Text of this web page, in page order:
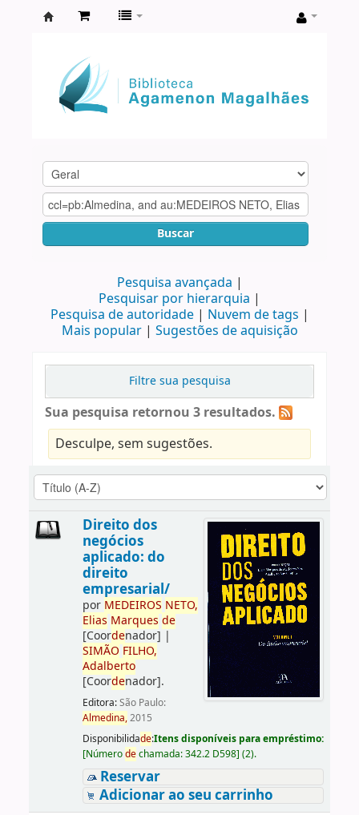
Agamenon
Magalhães
Buscar
Pesquisa avançada
Pesquisar por hierarquia
Pesquisa de autoridade
Nuvem de tags
Mais popular
Sugestões de aquisição
Filtre sua pesquisa
Sua pesquisa retornou 3 resultados.
Desculpe, sem sugestões.
Direito dos
negócios
aplicado: do
direito
empresarial/
por MEDEIROS NETO,
Elias Marques de
[Coordenador] |
SIMÃO FILHO,
Adalberto
[Coordenador].
Editora:São Paulo:
Almedina,2015
Disponibilidade:Itens disponíveis para empréstimo:
[Númerodechamada:342.2 D598] (2).
Reservar
Adicionar ao seu carrinho